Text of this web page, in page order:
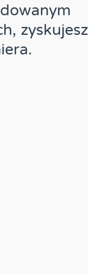
zyskujesz